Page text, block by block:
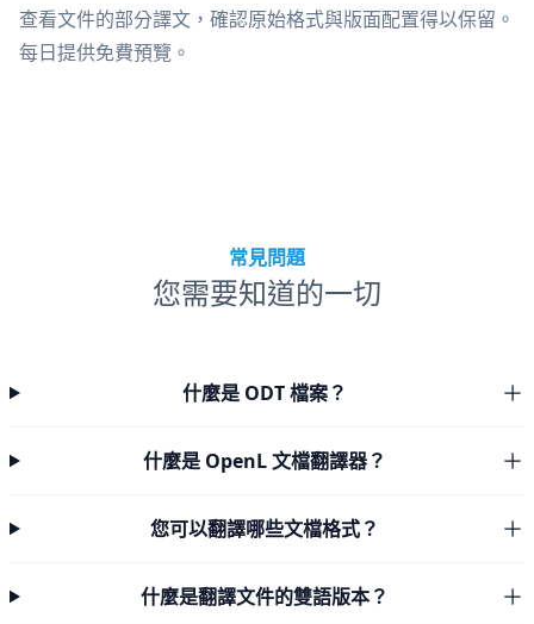
查看文件的部分譯文，確認原始格式與版面配置得以保留。
每日提供免費預覽。
常見問題
您需要知道的一切
什麼是 ODT 檔案？
什麼是 OpenL 文檔翻譯器？
您可以翻譯哪些文檔格式？
什麼是翻譯文件的雙語版本？